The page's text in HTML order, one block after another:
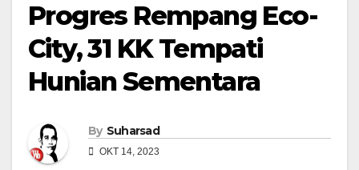
Progres Rempang Eco-
City, 31 KK Tempati
Hunian Sementara
By Suharsad
OKT 14, 2023